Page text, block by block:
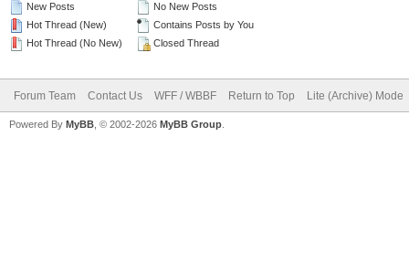
New Posts
Hot Thread (New)
Hot Thread (No New)
No New Posts
Contains Posts by You
Closed Thread
Forum Team Contact Us WFF / WBBF Return to Top Lite (Archive) Mode
Powered By MyBB , © 2002-2026 MyBB Group